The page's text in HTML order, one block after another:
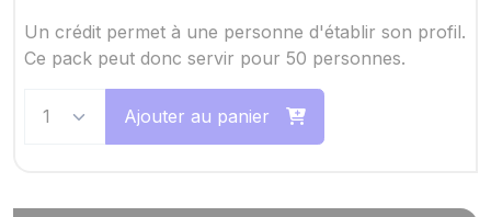
Un crédit permet à une personne d'établir son profil.
Ce pack peut donc servir pour 50 personnes.
Ajouter au panier